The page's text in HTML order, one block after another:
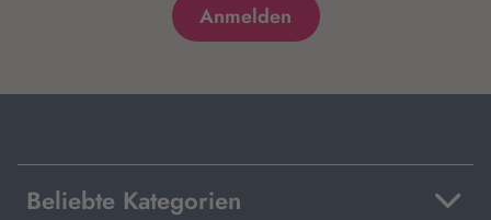
Beliebte Kategorien